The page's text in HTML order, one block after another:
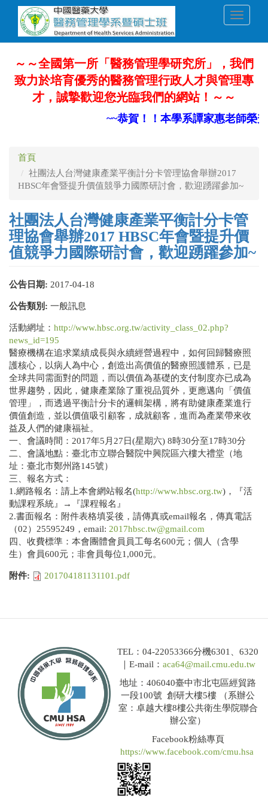
內
Toggle
～～全國第一所「醫務管理學研究所」，我們
致力於培育優秀的醫務管理行政人才與管理專
才，誠摯歡迎您光臨我們的網站！～～
~~恭賀！！本學系譚家惠老師榮升
首頁
社團法人台灣健康產業平衡計分卡管理協會舉辦2017
HBSC年會暨提升價值競爭力國際研討會，歡迎踴躍參加~
社團法人台灣健康產業平衡計分卡管
理協會舉辦2017 HBSC年會暨提升價
值競爭力國際研討會，歡迎踴躍參加~
公告日期: 2017-04-18
公告類別: 一般訊息
活動網址： http://www.hbsc.org.tw/activity_class_02.php?
news_id=195
醫療機構在追求業績成長與永續經營過程中，如何回歸醫療照
護核心，以病人為中心，創造出高價值的醫療照護體系，已是
全球共同需面對的問題，而以價值為基礎的支付制度亦已成為
世界趨勢，因此，健康產業除了重視品質外，更應邁向「價值
管理」，而透過平衡計分卡的邏輯架構，將有助健康產業進行
價值創造，並以價值吸引顧客，成就顧客，進而為產業帶來收
益及人們的健康福祉。
一、會議時間：2017年5月27日(星期六) 8時30分至17時30分
二、會議地點：臺北市立聯合醫院中興院區六樓大禮堂（地
址：臺北市鄭州路145號）
三、報名方式：
1.網路報名：請上本會網站報名(http://www.hbsc.org.tw)，『活
動課程系統』→『課程報名』
2.書面報名：附件表格填妥後，請傳真或email報名，傳真電話
（02）25595249，email: 2017hbsc.tw@gmail.com
四、收費標準：本會團體會員員工每名600元；個人（含學
生）會員600元；非會員每位1,000元。
附件: 201704181131101.pdf
TEL：04-22053366分機6301、6320
｜E-mail： aca64@mail.cmu.edu.tw
地址：406040臺中市北屯區經貿路
一段100號 創研大樓5樓 （系辦公
室：卓越大樓8樓公共衛生學院聯合
辦公室）
Facebook粉絲專頁
https://www.facebook.com/cmu.hsa